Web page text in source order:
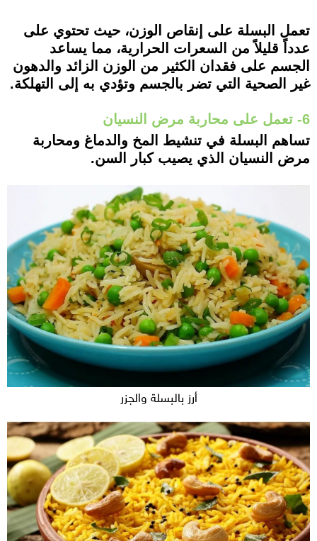
تعمل البسلة على إنقاص الوزن، حيث تحتوي على
عدداً قليلاً من السعرات الحرارية، مما يساعد
الجسم على فقدان الكثير من الوزن الزائد والدهون
غير الصحية التي تضر بالجسم وتؤدي به إلى التهلكة.
6- تعمل على محاربة مرض النسيان
تساهم البسلة في تنشيط المخ والدماغ ومحاربة
مرض النسيان الذي يصيب كبار السن.
أرز بالبسلة والجزر